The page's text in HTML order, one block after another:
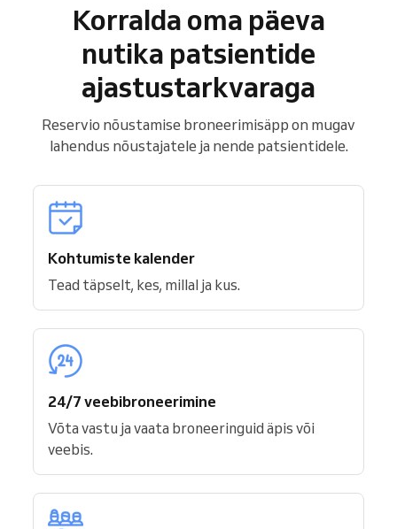
Korralda oma päeva
nutika patsientide
ajastustarkvaraga
Reservio nõustamise broneerimisäpp on mugav
lahendus nõustajatele ja nende patsientidele.
Kohtumiste kalender
Tead täpselt, kes, millal ja kus.
24/7 veebibroneerimine
Võta vastu ja vaata broneeringuid äpis või
veebis.